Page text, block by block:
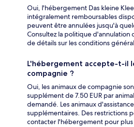
Oui, l'hébergement Das kleine
intégralement remboursables
peuvent être annulées jusqu'à
Consultez la politique
de détails sur les conditions
L'hébergement accepte-t-il
compagnie ?
Oui, les animaux de compagnie
supplément de 7.50 EUR par
demandé. Les animaux
supplémentaires. Des restrictions
contacter l'hébergement pour plus